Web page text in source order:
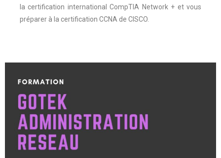
la certification international CompTIA Network + et vous
préparer à la certification CCNA de CISCO.